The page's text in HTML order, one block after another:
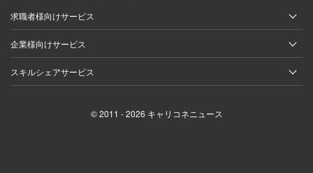
求職者様向けサービス
企業様向けサービス
スキルシェアサービス
© 2011 - 2026 キャリコネニュース